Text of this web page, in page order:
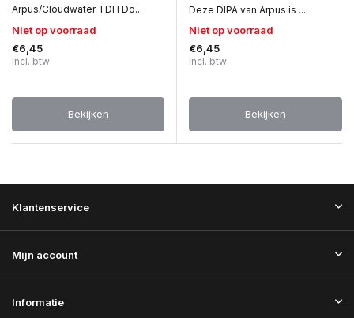
Arpus/Cloudwater TDH Do...
Niet op voorraad
€6,45
Incl. btw
Bekijken
Deze DIPA van Arpus is ...
Niet op voorraad
€6,45
Incl. btw
Bekijken
Klantenservice
Mijn account
Informatie